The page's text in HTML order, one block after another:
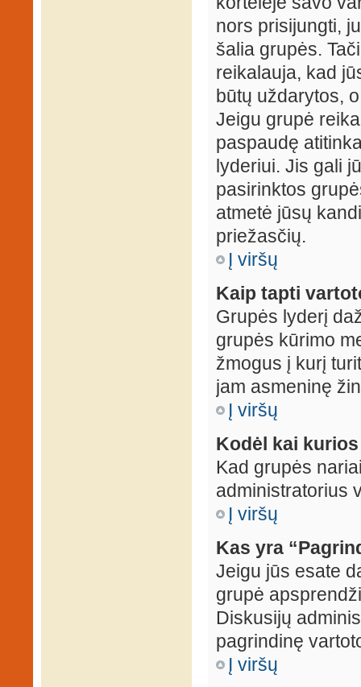
nors prisijungti,
šalia grupės.
reikalauja, kad
būtų uždarytos,
Jeigu grupė
paspaudę
lyderiui. Jis gali
pasirinktos
atmetė jūsų
priežasčių.
Į viršų
Kaip tapti
Grupės lyderį
grupės kūrimo
žmogus į kurį
jam asmeninę
Į viršų
Kodėl kai
Kad grupės
administratorius
Į viršų
Kas yra
Jeigu jūs esate
grupė
Diskusijų
pagrindinę
Į viršų